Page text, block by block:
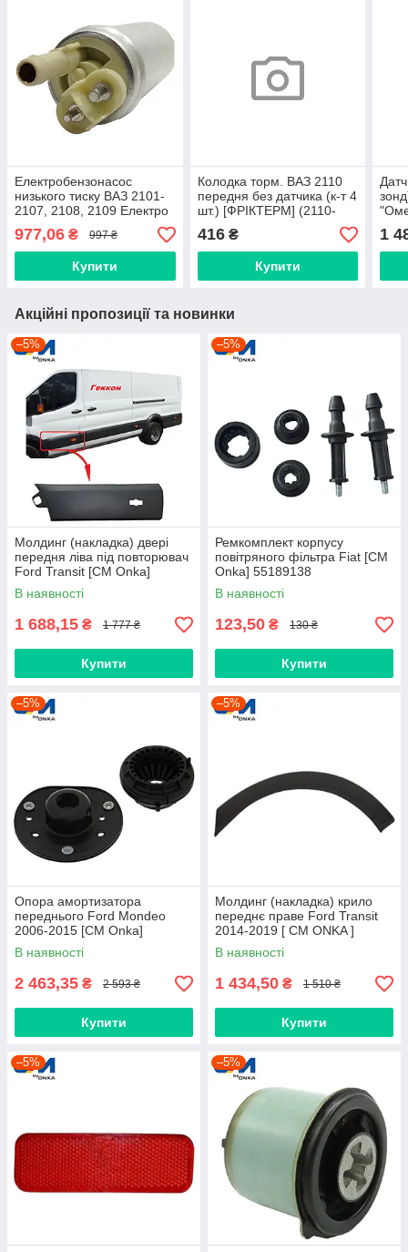
Електробензонасос
низького тиску ВАЗ 2101-
2107, 2108, 2109 Електро
977,06 ₴ 997 ₴
Купити
Колодка торм. ВАЗ 2110
передня без датчика (к-т 4
шт.) [ФРІКТЕРМ] (2110-
416₴
Купити
1
Акційні пропозиції та новинки
–5%
Молдинг (накладка) двері
передня ліва під повторювач
Ford Transit [СМ Onka]
BK31V20781BJ5CND
В наявності
1 688,15 ₴ 1 777 ₴
Купити
–5%
Ремкомплект корпусу
повітряного фільтра Fiat [СМ
Onka] 55189138
В наявності
123,50 ₴ 130 ₴
Купити
–5%
Опора амортизатора
переднього Ford Mondeo
2006-2015 [СМ Onka]
1761001S1
В наявності
2 463,35 ₴ 2 593 ₴
Купити
–5%
Молдинг (накладка) крило
переднє праве Ford Transit
2014-2019 [ CM ONKA ]
BK31V278L00BH5CND
В наявності
1 434,50 ₴ 1 510 ₴
Купити
–5% –5%